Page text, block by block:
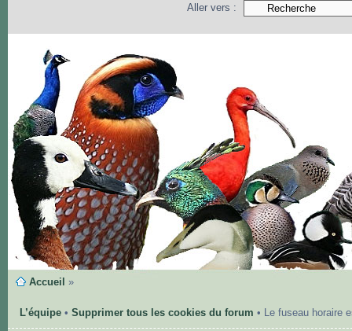
Aller vers :
Accueil »
L’équipe• Supprimer tous les cookies du forum • Le fuseau horaire